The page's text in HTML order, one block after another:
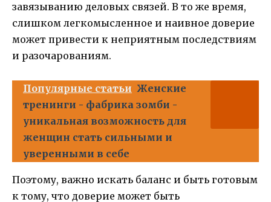
завязыванию деловых связей. В то же время,
слишком легкомысленное и наивное доверие
может привести к неприятным последствиям
и разочарованиям.
Популярные статьи Женские
тренинги - фабрика зомби -
уникальная возможность для
женщин стать сильными и
уверенными в себе
Поэтому, важно искать баланс и быть готовым
к тому, что доверие может быть